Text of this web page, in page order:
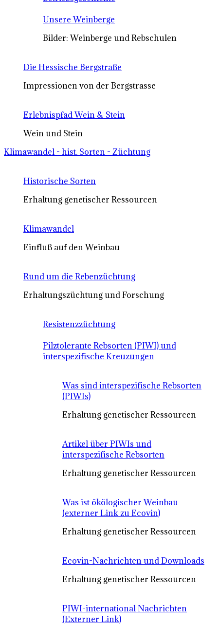
Unsere Weinberge
Bilder: Weinberge und Rebschulen
Die Hessische Bergstraße
Impressionen von der Bergstrasse
Erlebnispfad Wein & Stein
Wein und Stein
Klimawandel - hist. Sorten - Züchtung
Historische Sorten
Erhaltung genetischer Ressourcen
Klimawandel
Einfluß auf den Weinbau
Rund um die Rebenzüchtung
Erhaltungszüchtung und Forschung
Resistenzzüchtung
Pilztolerante Rebsorten (PIWI) und
interspezifische Kreuzungen
Was sind interspezifische Rebsorten
(PIWIs)
Erhaltung genetischer Ressourcen
Artikel über PIWIs und
interspezifische Rebsorten
Erhaltung genetischer Ressourcen
Was ist ökölogischer Weinbau
(externer Link zu Ecovin)
Erhaltung genetischer Ressourcen
Ecovin-Nachrichten und Downloads
Erhaltung genetischer Ressourcen
PIWI-international Nachrichten
(Externer Link)